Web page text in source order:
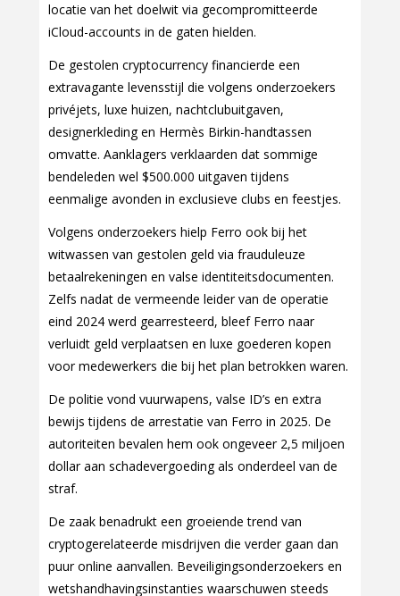
locatie van het doelwit via gecompromitteerde
iCloud-accounts in de gaten hielden.
De gestolen cryptocurrency financierde een
extravagante levensstijl die volgens onderzoekers
privéjets, luxe huizen, nachtclubuitgaven,
designerkleding en Hermès Birkin-handtassen
omvatte. Aanklagers verklaarden dat sommige
bendeleden wel $500.000 uitgaven tijdens
eenmalige avonden in exclusieve clubs en feestjes.
Volgens onderzoekers hielp Ferro ook bij het
witwassen van gestolen geld via frauduleuze
betaalrekeningen en valse identiteitsdocumenten.
Zelfs nadat de vermeende leider van de operatie
eind 2024 werd gearresteerd, bleef Ferro naar
verluidt geld verplaatsen en luxe goederen kopen
voor medewerkers die bij het plan betrokken waren.
De politie vond vuurwapens, valse ID’s en extra
bewijs tijdens de arrestatie van Ferro in 2025. De
autoriteiten bevalen hem ook ongeveer 2,5 miljoen
dollar aan schadevergoeding als onderdeel van de
straf.
De zaak benadrukt een groeiende trend van
cryptogerelateerde misdrijven die verder gaan dan
puur online aanvallen. Beveiligingsonderzoekers en
wetshandhavingsinstanties waarschuwen steeds